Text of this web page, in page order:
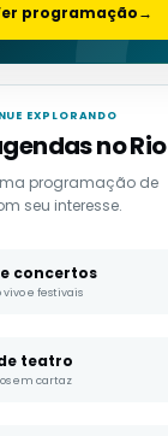
programação→
EXPLORANDO
no Rio
programação de
seu interesse.
e concertos
vivo e festivais
teatro
em cartaz